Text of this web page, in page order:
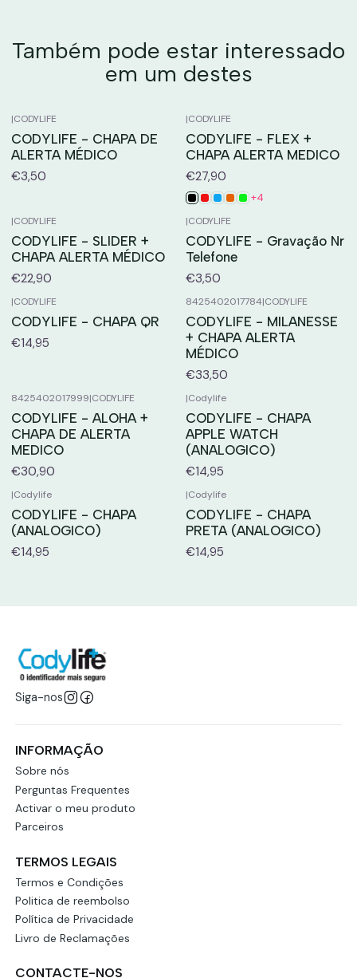
Também pode estar interessado
em um destes
|CODYLIFE
CODYLIFE - CHAPA DE
ALERTA MÉDICO
€3,50
|CODYLIFE
CODYLIFE - FLEX +
CHAPA ALERTA MEDICO
€27,90
+4
|CODYLIFE
CODYLIFE - SLIDER +
CHAPA ALERTA MÉDICO
€22,90
|CODYLIFE
CODYLIFE - Gravação Nr
Telefone
€3,50
|CODYLIFE
CODYLIFE - CHAPA QR
€14,95
8425402017784|CODYLIFE
CODYLIFE - MILANESSE
+ CHAPA ALERTA
MÉDICO
€33,50
8425402017999|CODYLIFE
CODYLIFE - ALOHA +
CHAPA DE ALERTA
MEDICO
€30,90
|Codylife
CODYLIFE - CHAPA
APPLE WATCH
(ANALOGICO)
€14,95
|Codylife
CODYLIFE - CHAPA
(ANALOGICO)
€14,95
|Codylife
CODYLIFE - CHAPA
PRETA (ANALOGICO)
€14,95
Siga-nos
INFORMAÇÃO
Sobre nós
Perguntas Frequentes
Activar o meu produto
Parceiros
TERMOS LEGAIS
Termos e Condições
Politica de reembolso
Política de Privacidade
Livro de Reclamações
CONTACTE-NOS